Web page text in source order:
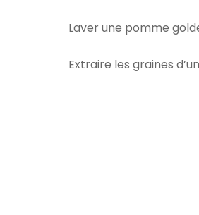
Laver une pomme
Extraire les graines